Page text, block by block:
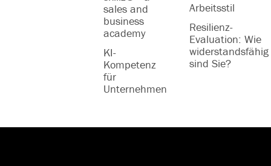
sales and
business
academy
KI-
Kompetenz
für
Unternehmen
Arbeitsstil
Resilienz-
Evaluation: Wie
widerstandsfähig
sind Sie?